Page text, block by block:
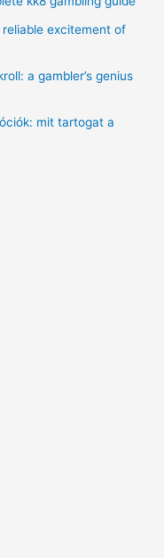
excitement of
a gambler’s genius
mit tartogat a